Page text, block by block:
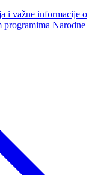
i važne informacije o
programima Narodne